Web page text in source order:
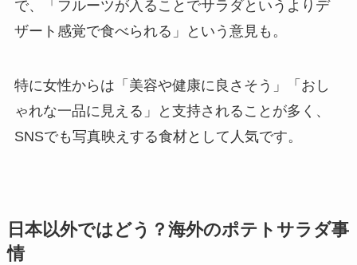
で、「フルーツが入ることでサラダというよりデ
ザート感覚で食べられる」という意見も。
特に女性からは「美容や健康に良さそう」「おし
ゃれな一品に見える」と支持されることが多く、
SNSでも写真映えする食材として人気です。
日本以外ではどう？海外のポテトサラダ事
情